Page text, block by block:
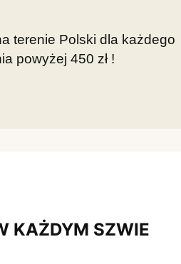
terenie Polski dla każdego
powyżej 450 zł !
KAŻDYM SZWIE